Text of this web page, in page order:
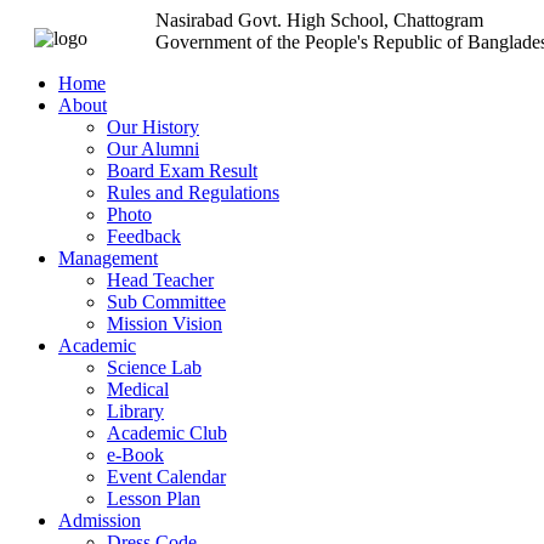
Nasirabad Govt. High School, Chattogram
Government of the People's Republic of
Home
About
Our History
Our Alumni
Board Exam Result
Rules and Regulations
Photo
Feedback
Management
Head Teacher
Sub Committee
Mission Vision
Academic
Science Lab
Medical
Library
Academic Club
e-Book
Event Calendar
Lesson Plan
Admission